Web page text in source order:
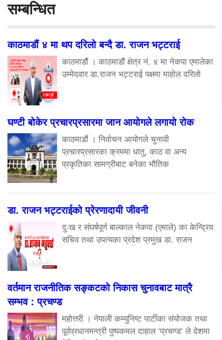
सम्बन्धित
काठमाडौं ४ मा थप दरिलो बन्दै डा. राजन भट्टराई
काठमाडौं । काठमाडौं क्षेत्र नं. ४ मा नेकपा एमालेका
उम्मेदवार डा.राजन भट्टराई पक्षमा माहोल दरिलो
घण्टी बोकेर प्रचारप्रसारमा जान आयोगले लगायो रोक
काठमाडौं । निर्वाचन आयोगले चुनावी
प्रचारप्रसारका क्रममा धातु, काठ वा अन्य
प्रकृतिका सामग्रीबाट बनेका भौतिक
डा. राजन भट्टराईको प्रेरणादायी जीवनी
दुःख र संघर्षपूर्ण बाल्काल नेकपा (एमाले) का केन्द्रिय
सचिव तथा उपत्यका प्रदेश प्रमुख डा. राजन
वर्तमान राजनीतिक सङ्कटको निकास चुनावबाट मात्रै
सम्भव : प्रचण्ड
महोत्तरी । नेपाली कम्युनिष्ट पार्टीका संयोजक तथा
पूर्वप्रधानमन्त्री पुष्पकमल दाहाल ‘प्रचण्ड’ ले देशमा